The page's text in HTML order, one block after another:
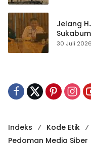
Jelang
Publikasi
30 Juli 2026
Indeks Kode Etik
Pedoman Media Siber